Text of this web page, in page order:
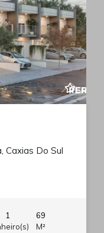
Caxias Do Sul
1
69
M²